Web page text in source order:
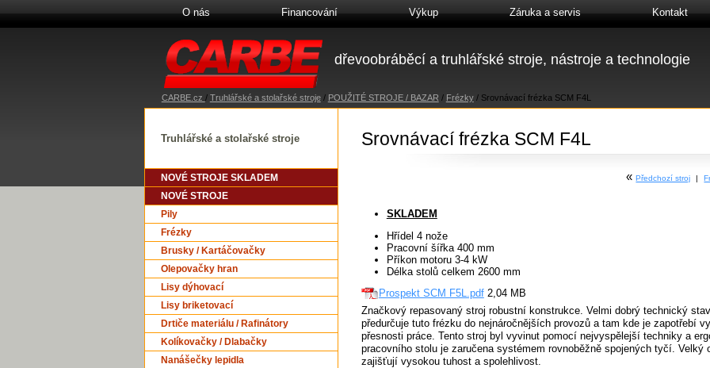
O nás Financování Výkup Záruka a servis Kontakt
dřevoobráběcí a truhlářské stroje, nástroje a technologie
CARBE.cz / Truhlářské a stolařské stroje / POUŽITÉ STROJE / BAZAR / Frézky / Srovnávací frézka SCM F4L
Truhlářské a stolařské stroje
NOVÉ STROJE SKLADEM
NOVÉ STROJE
Pily
Frézky
Brusky / Kartáčovačky
Olepovačky hran
Lisy dýhovací
Lisy briketovací
Drtiče materiálu / Rafinátory
Kolíkovačky / Dlabačky
Nanášečky lepidla
Srovnávací frézka SCM F4L
«Předchozí stroj |
SKLADEM
Hřídel 4 nože
Pracovní šířka 400 mm
Příkon motoru 3-4 kW
Délka stolů celkem 2600 mm
Prospekt SCM F5L.pdf2,04 MB
Značkový repasovaný stroj robustní konstrukce. Velmi dobrý technický stav
předurčuje tuto frézku do nejnáročnějších provozů a tam kde je zapotřebí
přesnosti práce. Tento stroj byl vyvinut pomocí nejvyspělejší techniky a
pracovního stolu je zaručena systémem rovnoběžně spojených tyčí.
zajišťují vysokou tuhost a spolehlivost.